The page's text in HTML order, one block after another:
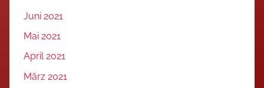
Juni 2021
Mai 2021
April 2021
März 2021